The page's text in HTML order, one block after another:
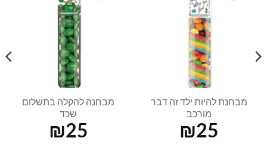
מבחנת להיות ילד זה דבר
מורכב
₪25
מבחנה להקלה בתשלום
שכד
₪25